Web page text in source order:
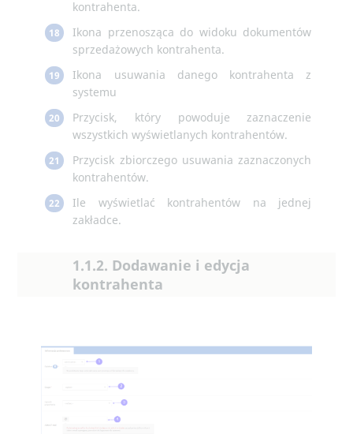
kontrahenta.
18
Ikona przenosząca do widoku dokumentów
sprzedażowych kontrahenta.
19
Ikona usuwania danego kontrahenta z
systemu
20
Przycisk, który powoduje zaznaczenie
wszystkich wyświetlanych kontrahentów.
21
Przycisk zbiorczego usuwania zaznaczonych
kontrahentów.
22
Ile wyświetlać kontrahentów na jednej
zakładce.
1.1.2. Dodawanie i edycja
kontrahenta